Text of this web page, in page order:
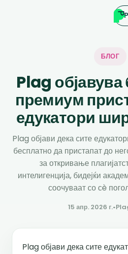
БЛОГ
Plag објавува
премиум
едукатори
Plag објави дека сите
бесплатно да пристапат до
за откривање
интелигенција, бидејќи
соочуваат со сè
15 апр. 2026 г.•
Plag објави дека сите